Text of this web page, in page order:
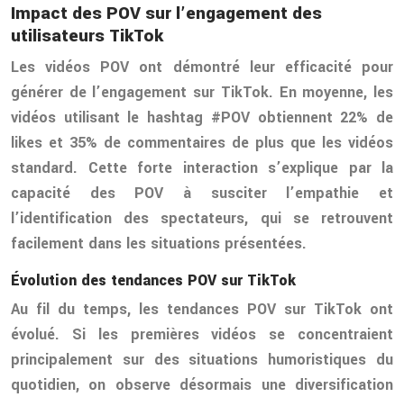
Impact des POV sur l’engagement des
utilisateurs TikTok
Les vidéos POV ont démontré leur efficacité pour
générer de l’engagement sur TikTok. En moyenne, les
vidéos utilisant le hashtag #POV obtiennent 22% de
likes et 35% de commentaires de plus que les vidéos
standard. Cette forte interaction s’explique par la
capacité des POV à susciter l’empathie et
l’identification des spectateurs, qui se retrouvent
facilement dans les situations présentées.
Évolution des tendances POV sur TikTok
Au fil du temps, les tendances POV sur TikTok ont
évolué. Si les premières vidéos se concentraient
principalement sur des situations humoristiques du
quotidien, on observe désormais une diversification